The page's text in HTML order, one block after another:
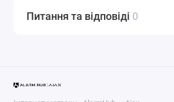
Питання та відповіді 0